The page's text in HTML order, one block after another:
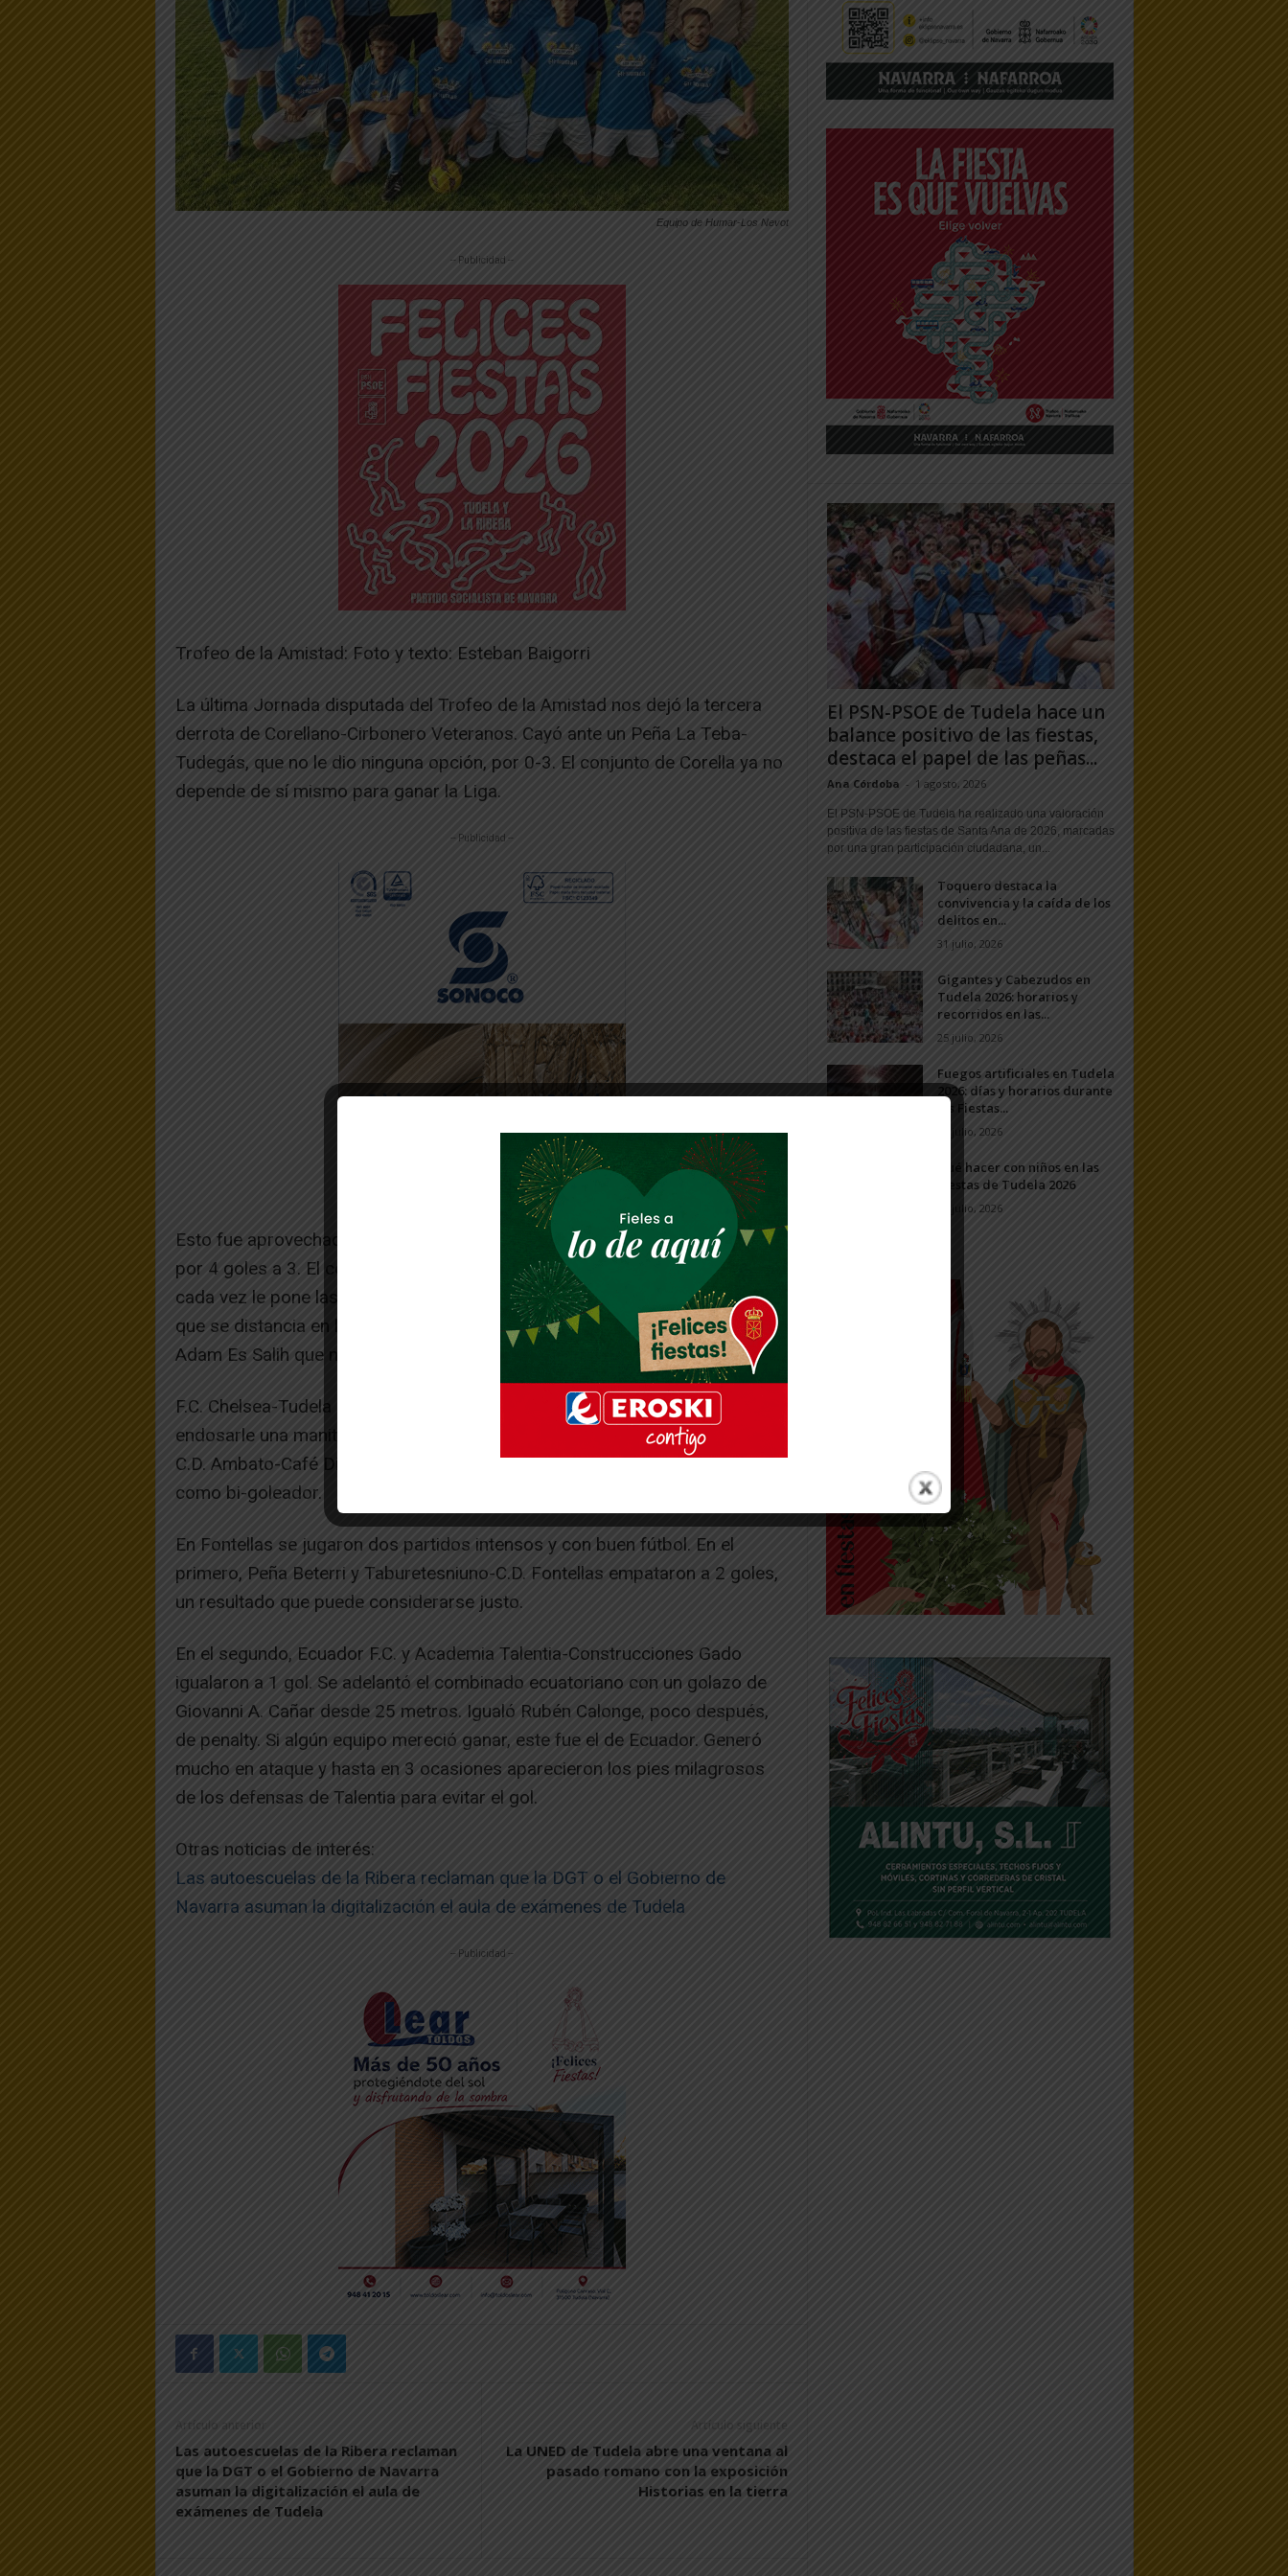
Equipo de Humar-Los Nevot
-- Publicidad --
Trofeo de la Amistad: Foto y texto: Esteban Baigorri
La última Jornada disputada del Trofeo de la Amistad nos dejó la tercera
derrota de Corellano-Cirbonero Veteranos. Cayó ante un Peña La Teba-
Tudegás, que no le dio ninguna opción, por 0-3. El conjunto de Corella ya no
depende de sí mismo para ganar la Liga.
-- Publicidad --
Esto fue aprovechado por Humar-Los Nevot, que venció a Jisman-Alintu
por 4 goles a 3. El conjunto «jismaniano» sigue creciendo poco a poco y
cada vez le pone las cosas más difíciles a sus rivales. Los goles de Humar,
que se distancia en la Clasificación, fueron obra de Mohamed Chimaicha y
Adam Es Salih que marcaron sendos dobletes.
F.C. Chelsea-Tudela se deshizo de su adversario con rotundidad al
endosarle una manita. El farolillo rojo, Impotusa-Peña La Jota, ganó a
C.D. Ambato-Café Diamante por 2-4 y que tuvo a su jugador, Jorge, Calvillo
como bi-goleador.
En Fontellas se jugaron dos partidos intensos y con buen fútbol. En el
primero, Peña Beterri y Taburetesniuno-C.D. Fontellas empataron a 2 goles,
un resultado que puede considerarse justo.
En el segundo, Ecuador F.C. y Academia Talentia-Construcciones Gado
igualaron a 1 gol. Se adelantó el combinado ecuatoriano con un golazo de
Giovanni A. Cañar desde 25 metros. Igualó Rubén Calonge, poco después,
de penalty. Si algún equipo mereció ganar, este fue el de Ecuador. Generó
mucho en ataque y hasta en 3 ocasiones aparecieron los pies milagrosos
de los defensas de Talentia para evitar el gol.
Otras noticias de interés:
Las autoescuelas de la Ribera reclaman que la DGT o el Gobierno de
Navarra asuman la digitalización el aula de exámenes de Tudela
-- Publicidad --
Artículo anterior
Las autoescuelas de la Ribera reclaman
que la DGT o el Gobierno de Navarra
asuman la digitalización el aula de
exámenes de Tudela
Artículo siguiente
La UNED de Tudela abre una ventana al
pasado romano con la exposición
Historias en la tierra
El PSN-PSOE de Tudela hace un
balance positivo de las fiestas,
destaca el papel de las peñas...
Ana Córdoba - 1 agosto, 2026
El PSN-PSOE de Tudela ha realizado una valoración
positiva de las fiestas de Santa Ana de 2026, marcadas
por una gran participación ciudadana, un...
Toquero destaca la
convivencia y la caída de los
delitos en...
31 julio, 2026
Gigantes y Cabezudos en
Tudela 2026: horarios y
recorridos en las...
25 julio, 2026
Fuegos artificiales en Tudela
2026: días y horarios durante
las Fiestas...
24 julio, 2026
Qué hacer con niños en las
Fiestas de Tudela 2026
23 julio, 2026